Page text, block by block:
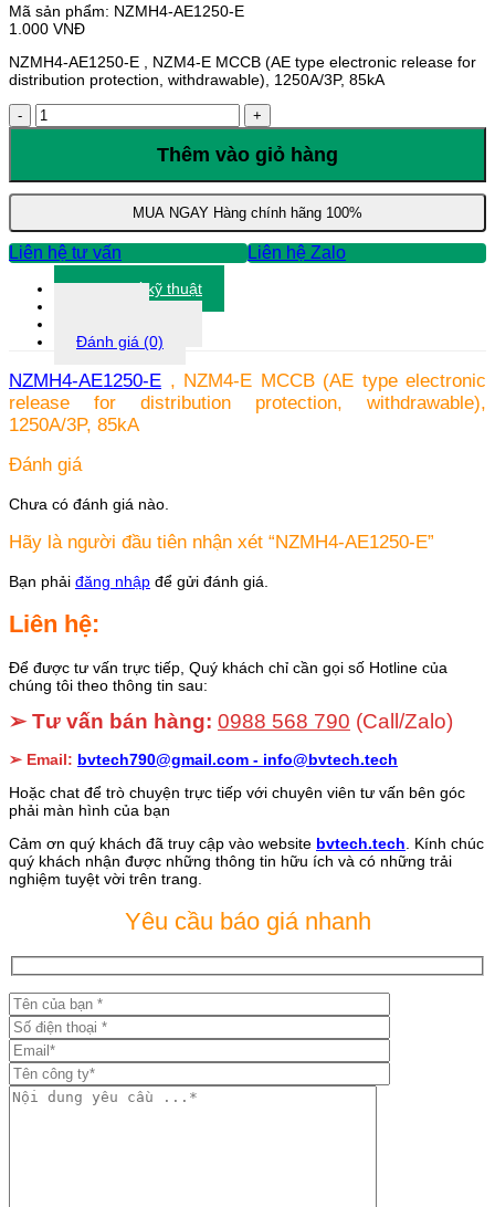
Mã sản phẩm: NZMH4-AE1250-E
1.000 VNĐ
NZMH4-AE1250-E , NZM4-E MCCB (AE type electronic release for
distribution protection, withdrawable), 1250A/3P, 85kA
NZMH4-
AE1250-
lượng
Thêm vào giỏ hàng
MUA NGAY Hàng chính hãng 100%
Liên hệ tư vấn Liên hệ Zalo
Thông số kỹ thuật
Đánh giá (0)
NZMH4-AE1250-E , NZM4-E MCCB (AE type electronic
release for distribution protection, withdrawable),
1250A/3P, 85kA
Đánh giá
Chưa có đánh giá nào.
Hãy là người đầu tiên nhận xét “NZMH4-AE1250-E”
Bạn phải đăng nhập để gửi đánh giá.
Liên hệ:
Để được tư vấn trực tiếp, Quý khách chỉ cần gọi số Hotline của
chúng tôi theo thông tin sau:
➢ Tư vấn bán hàng: 0988 568 790 (Call/Zalo)
➢ Email: bvtech790@gmail.com - info@bvtech.tech
Hoặc chat để trò chuyện trực tiếp với chuyên viên tư vấn bên góc
phải màn hình của bạn
Cảm ơn quý khách đã truy cập vào website bvtech.tech. Kính chúc
quý khách nhận được những thông tin hữu ích và có những trải
nghiệm tuyệt vời trên trang.
Yêu cầu báo giá nhanh